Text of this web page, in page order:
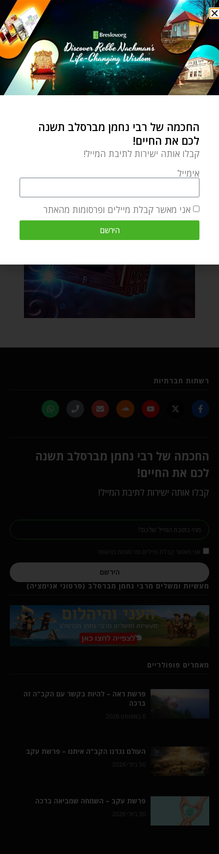
רשתות חברתיות
החכמה של רבי נחמן מברסלב תשנה
לכם את החיים!
קבלו אותה ישירות לתיבת המייל!
הירשם
מעשיות ומשלים מרבי נחמן מברסלב (סרטוני אנימציה)
מאמרים פופולריים
פרשת ראה – להיות בקשר עם הקב"ה זה
ברכה
6 באוגוסט 2026
העולם נגדנו הקב"ה איתנו – פרשת עקב
30 ביולי 2026
פרשת עקב – השמחה שמביאה ברכה
30 ביולי 2026
החכמה של רבי נחמן מברסלב תשנה
לכם את החיים!
קבלו אותה ישירות לתיבת המייל!
אימייל
אני מאשר קבלת מיילים ופרסומות מהאתר
הירשם